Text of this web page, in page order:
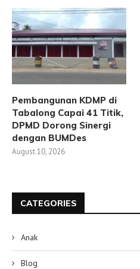
Pembangunan KDMP di
Tabalong Capai 41 Titik,
DPMD Dorong Sinergi
dengan BUMDes
August 10, 2026
CATEGORIES
Anak
Blog